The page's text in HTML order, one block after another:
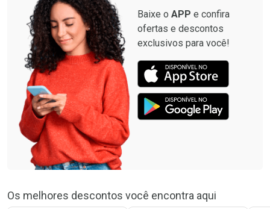
Baixe o APP e confira
ofertas e descontos
exclusivos para você!
Os melhores descontos você encontra aqui